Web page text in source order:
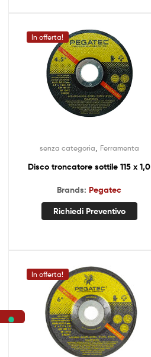
In offerta!
senza categoria Ferramenta
Disco troncatore sottile 115 x 1,0
Brands: Pegatec
Richiedi Preventivo
In offerta!